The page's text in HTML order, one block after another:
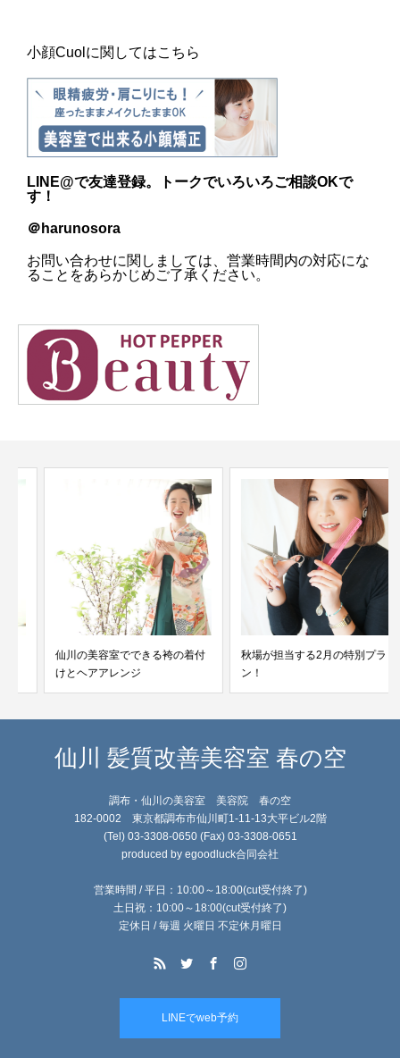
小顔Cuolに関してはこちら
LINE@で友達登録。トークでいろいろご相談OKで
す！
＠harunosora
お問い合わせに関しましては、営業時間内の対応にな
ることをあらかじめご了承ください。
仙川の美容室でできる袴の着付
けとヘアアレンジ
秋場が担当する2月の特別プラ
仙川 髪質改善美容室 春の空
調布・仙川の美容室 美容院 春の空
182-0002 東京都調布市仙川町1-11-13大平ビル2階
(Tel) 03-3308-0650 (Fax) 03-3308-0651
produced by egoodluck合同会社
営業時間 / 平日：10:00～18:00(cut受付終了)
土日祝：10:00～18:00(cut受付終了)
定休日 / 毎週 火曜日 不定休月曜日
LINEでweb予約